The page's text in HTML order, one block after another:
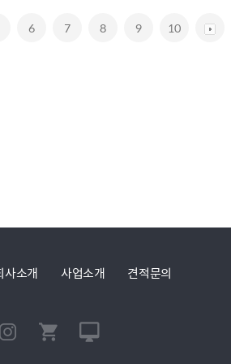
6 7 8 9 10
사소개 사업소개 견적문의